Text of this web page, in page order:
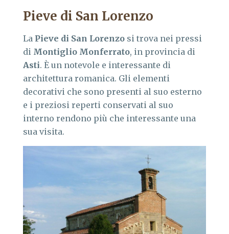
Pieve di San Lorenzo
La Pieve di San Lorenzo si trova nei pressi
di Montiglio Monferrato, in provincia di
Asti. È un notevole e interessante di
architettura romanica. Gli elementi
decorativi che sono presenti al suo esterno
e i preziosi reperti conservati al suo
interno rendono più che interessante una
sua visita.